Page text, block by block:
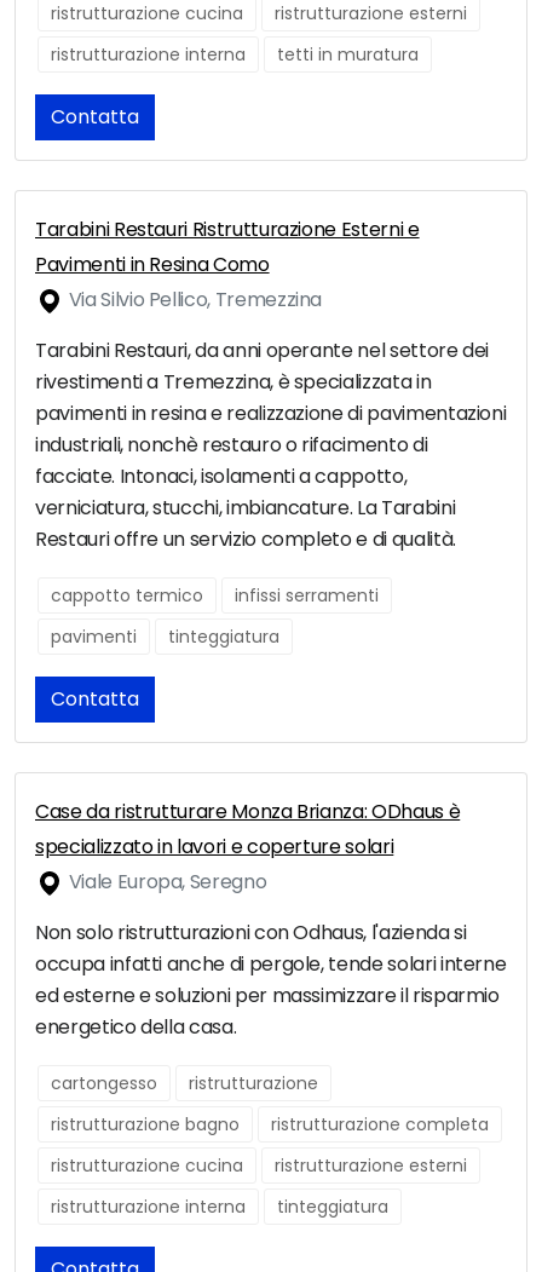
ristrutturazione cucina
ristrutturazione esterni
ristrutturazione interna
tetti in muratura
Contatta
Tarabini Restauri Ristrutturazione Esterni e
Pavimenti in Resina Como
Via Silvio Pellico, Tremezzina
Tarabini Restauri, da anni operante nel settore dei
rivestimenti a Tremezzina, è specializzata in
pavimenti in resina e realizzazione di pavimentazioni
industriali, nonchè restauro o rifacimento di
facciate. Intonaci, isolamenti a cappotto,
verniciatura, stucchi, imbiancature. La Tarabini
Restauri offre un servizio completo e di qualità.
cappotto termico
infissi serramenti
pavimenti
tinteggiatura
Contatta
Case da ristrutturare Monza Brianza: ODhaus è
specializzato in lavori e coperture solari
Viale Europa, Seregno
Non solo ristrutturazioni con Odhaus, l'azienda si
occupa infatti anche di pergole, tende solari interne
ed esterne e soluzioni per massimizzare il risparmio
energetico della casa.
cartongesso
ristrutturazione
ristrutturazione bagno
ristrutturazione completa
ristrutturazione cucina
ristrutturazione esterni
ristrutturazione interna
tinteggiatura